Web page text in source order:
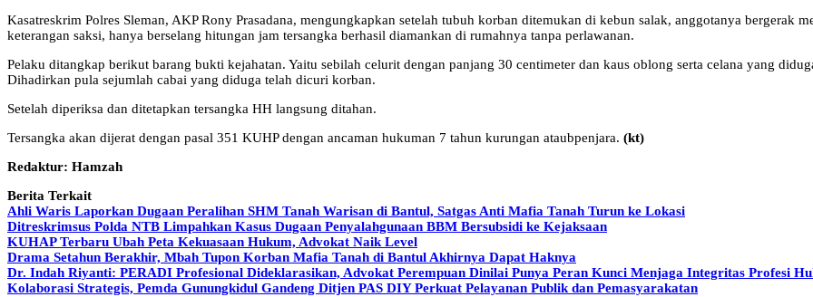
Kasatreskrim Polres Sleman, AKP Rony Prasadana, mengungkapkan setelah tubuh korban ditemukan di kebun salak, anggotanya bergerak
keterangan saksi, hanya berselang hitungan jam tersangka berhasil diamankan di rumahnya tanpa perlawanan.
Pelaku ditangkap berikut barang bukti kejahatan. Yaitu sebilah celurit dengan panjang 30 centimeter dan kaus oblong serta celana yang
Dihadirkan pula sejumlah cabai yang diduga telah dicuri korban.
Setelah diperiksa dan ditetapkan tersangka HH langsung ditahan.
Tersangka akan dijerat dengan pasal 351 KUHP dengan ancaman hukuman 7 tahun kurungan ataubpenjara. (kt)
Redaktur: Hamzah
Berita Terkait
Ahli Waris Laporkan Dugaan Peralihan SHM Tanah Warisan di Bantul, Satgas Anti Mafia Tanah Turun ke Lokasi
Ditreskrimsus Polda NTB Limpahkan Kasus Dugaan Penyalahgunaan BBM Bersubsidi ke Kejaksaan
KUHAP Terbaru Ubah Peta Kekuasaan Hukum, Advokat Naik Level
Drama Setahun Berakhir, Mbah Tupon Korban Mafia Tanah di Bantul Akhirnya Dapat Haknya
Dr. Indah Riyanti: PERADI Profesional Dideklarasikan, Advokat Perempuan Dinilai Punya Peran Kunci Menjaga Integritas Profesi
Kolaborasi Strategis, Pemda Gunungkidul Gandeng Ditjen PAS DIY Perkuat Pelayanan Publik dan Pemasyarakatan